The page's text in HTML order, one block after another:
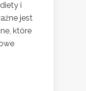
i
jest
które